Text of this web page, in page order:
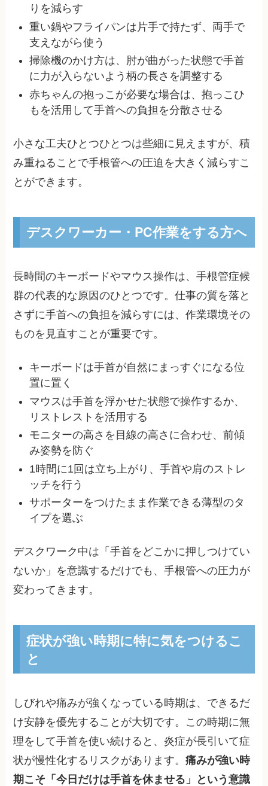
りを減らす
重い鍋やフライパンは片手で持たず、両手で
支えながら使う
掃除機のかけ方は、肘が曲がった状態で手首
に力が入らないよう柄の長さを調整する
赤ちゃんの抱っこが必要な場合は、抱っこひ
もを活用して手首への負担を分散させる
小さな工夫ひとつひとつは些細に見えますが、積
み重ねることで手根管への圧迫を大きく減らすこ
とができます。
デスクワーカー・PC作業をする方へ
長時間のキーボードやマウス操作は、手根管症候
群の代表的な原因のひとつです。仕事の質を落と
さずに手首への負担を減らすには、作業環境その
ものを見直すことが重要です。
キーボードは手首が自然にまっすぐになる位
置に置く
マウスは手首を浮かせた状態で操作するか、
リストレストを活用する
モニターの高さを目線の高さに合わせ、前傾
み姿勢を防ぐ
1時間に1回は立ち上がり、手首や肩のストレ
ッチを行う
サポーターをつけたまま作業できる薄型のタ
イプを選ぶ
デスクワーク中は「手首をどこかに押しつけてい
ないか」を意識するだけでも、手根管への圧力が
変わってきます。
症状が強い時期に特に気をつけるこ
と
しびれや痛みが強くなっている時期は、できるだ
け安静を優先することが大切です。この時期に無
理をして手首を使い続けると、炎症が長引いて症
状が慢性化するリスクがあります。痛みが強い時
期こそ「今日だけは手首を休ませる」という意識